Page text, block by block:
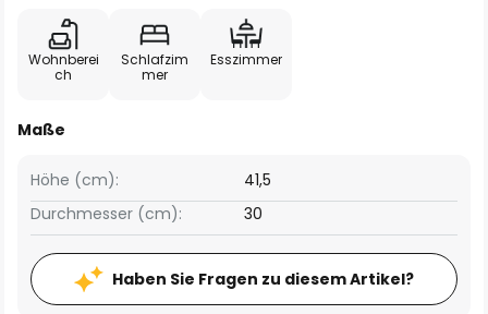
Wohnberei
ch
Schlafzim
mer
Esszimmer
Maße
Höhe (cm):
41,5
Durchmesser (cm):
30
Haben Sie Fragen zu diesem Artikel?